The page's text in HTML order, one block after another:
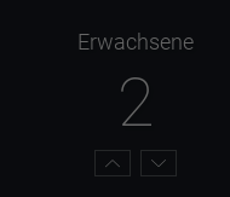
Erwachsene
2